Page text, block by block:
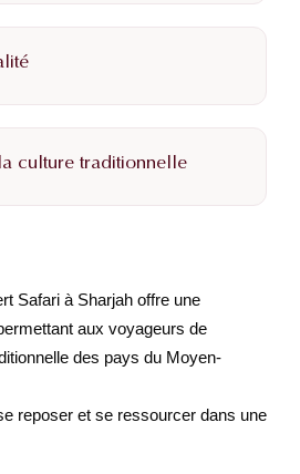
culture traditionnelle
Safari à Sharjah offre une
aux voyageurs de
des pays du Moyen-
reposer et se ressourcer dans une